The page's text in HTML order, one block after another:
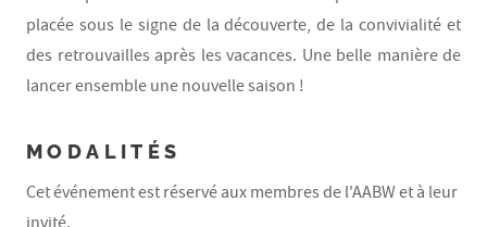
placée sous le signe de la découverte, de la convivialité et
des retrouvailles après les vacances. Une belle manière de
lancer ensemble une nouvelle saison !
MODALITÉS
Cet événement est réservé aux membres de l'AABW et à leur
invité.